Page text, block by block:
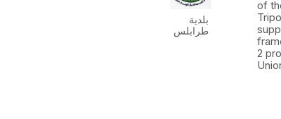
of
2
بلدية
طرابلس